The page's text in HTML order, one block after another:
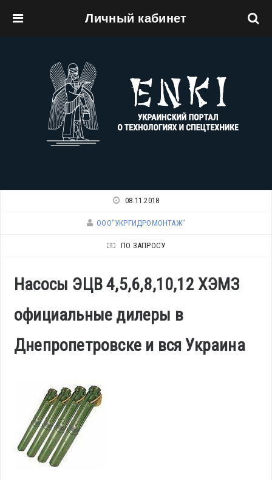
Личный кабинет
08.11.2018
ООО"УКРГИДРОМОНТАЖ"
ПО ЗАПРОСУ
Насосы ЭЦВ 4,5,6,8,10,12 ХЭМЗ
официальные дилеры в
Днепропетровске и вся Украина